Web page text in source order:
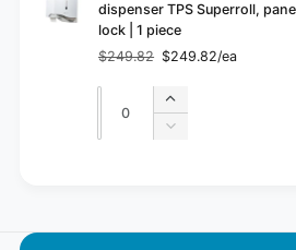
dispenser TPS Superroll,
lock | 1 piece
Regular
price
$249.82
Sale
price
$249.82/ea
Quantity
Increase
quantity
Decrease
a